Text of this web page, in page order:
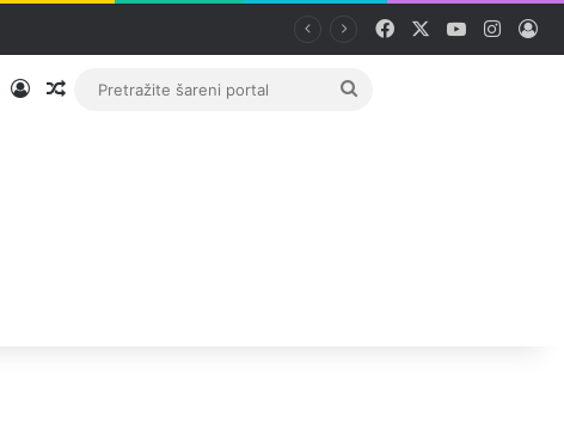
Facebook YouTube
PrijavaRandom članak
Pretražite